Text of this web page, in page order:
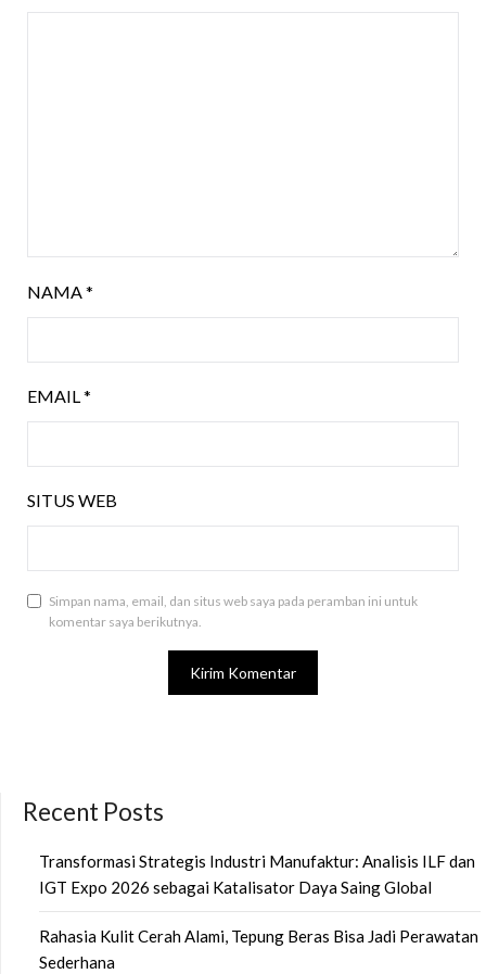
NAMA*
EMAIL*
SITUS WEB
Simpan nama, email, dan situs web saya pada peramban ini untuk
komentar saya berikutnya.
Recent Posts
Transformasi Strategis Industri Manufaktur: Analisis ILF dan
IGT Expo 2026 sebagai Katalisator Daya Saing Global
Rahasia Kulit Cerah Alami, Tepung Beras Bisa Jadi Perawatan
Sederhana